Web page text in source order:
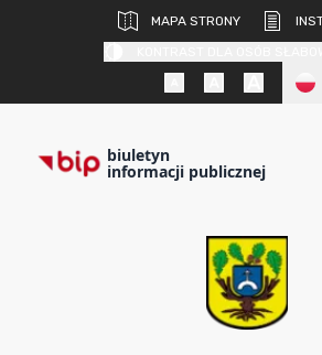
MAPA STRONY
biuletyn
informacji publicznej